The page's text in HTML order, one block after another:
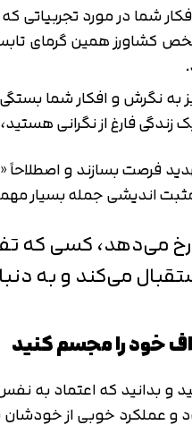
شما در مورد
کشاورز همین گرمای
به نگرش و افکار شما
فارغ از نگرانی
فرصت بسازند و
اندیشی جمله بسیار
می‌دهد، کسی که
می‌کند و به
و بدانید که اعتماد به
و عملکرد خوبی از